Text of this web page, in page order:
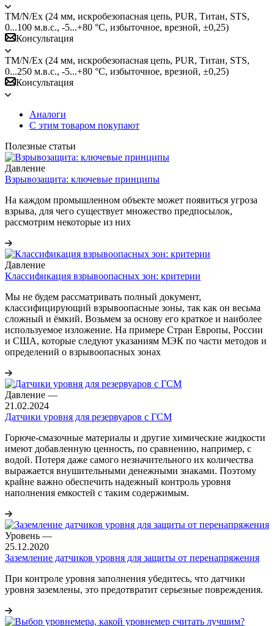
TM/N/Ex (24 мм, искробезопасная цепь, PUR, Титан, STS,
0...100 м.в.с., -5...+80 °C, избыточное, врезной, ±0,25)
Консультация
TM/N/Ex (24 мм, искробезопасная цепь, PUR, Титан, STS,
0...250 м.в.с., -5...+80 °C, избыточное, врезной, ±0,25)
Консультация
Аналоги
С этим товаром покупают
Полезные статьи
Давление
Взрывозащита: ключевые принципы
На каждом промышленном объекте может появиться угроза
взрыва, для чего существует множество предпосылок,
рассмотрим некоторые из них
Давление
Классификация взрывоопасных зон: критерии
Мы не будем рассматривать полный документ,
классифицирующий взрывоопасные зоны, так как он весьма
сложный и ёмкий. Возьмем за основу его краткое и наиболее
используемое изложение. На примере Стран Европы, России
и США, которые следуют указаниям МЭК по части методов и
определений о взрывоопасных зонах
Давление —
21.02.2024
Датчики уровня для резервуаров с ГСМ
Горюче-смазочные материалы и другие химические жидкости
имеют добавленную ценность, по сравнению, например, с
водой. Потеря даже самого незначительного их количества
выражается внушительными денежными знаками. Поэтому
крайне важно обеспечить надежный контроль уровня
наполнения емкостей с таким содержимым.
Уровень —
25.12.2020
Заземление датчиков уровня для защиты от перенапряжения
При контроле уровня заполнения убедитесь, что датчики
уровня заземлены, это предотвратит серьезные повреждения.